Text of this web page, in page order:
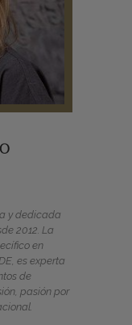
y dedicada
2012. La
en
es experta
de
pasión por